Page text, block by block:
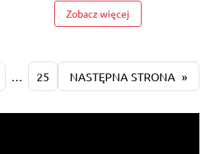
K.cof LED Salon PL VAT23%
Zobacz więcej
… 25 NASTĘPNA STRONA »